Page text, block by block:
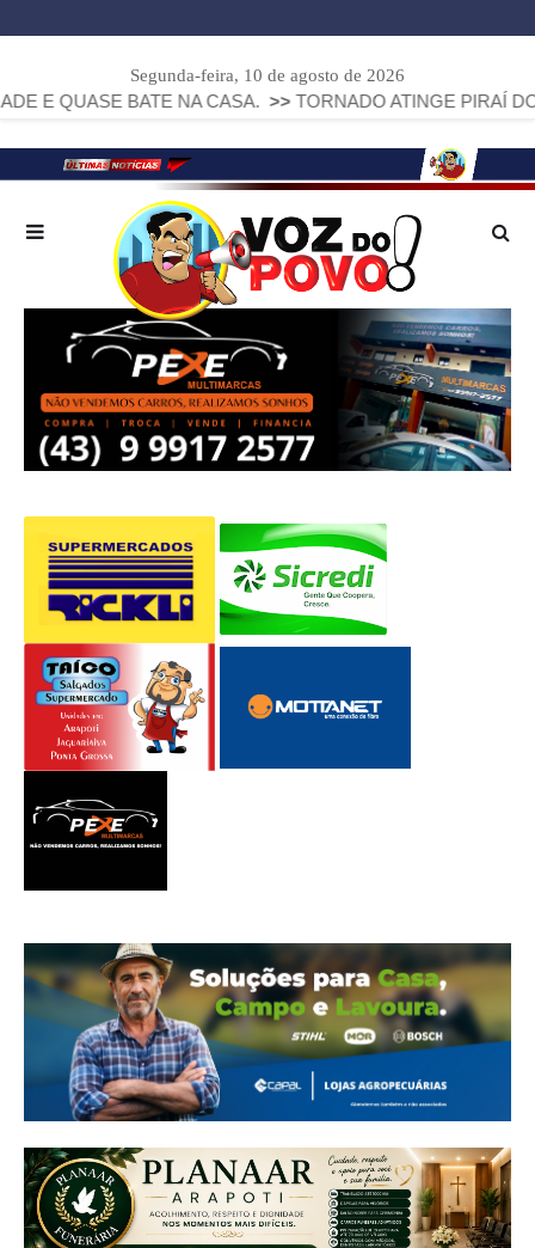
Segunda-feira, 10 de agosto de 2026
NA CASA. >> TORNADO ATINGE PIRAÍ DO SUL E DEIXA